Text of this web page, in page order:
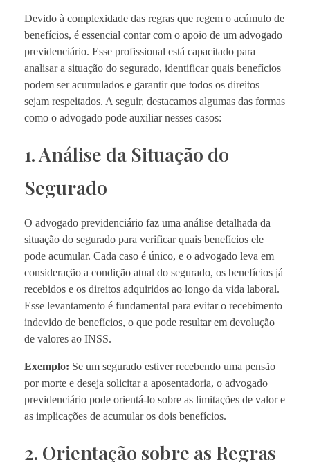
Devido à complexidade das regras que regem o acúmulo de
benefícios, é essencial contar com o apoio de um advogado
previdenciário. Esse profissional está capacitado para
analisar a situação do segurado, identificar quais benefícios
podem ser acumulados e garantir que todos os direitos
sejam respeitados. A seguir, destacamos algumas das formas
como o advogado pode auxiliar nesses casos:
1. Análise da Situação do
Segurado
O advogado previdenciário faz uma análise detalhada da
situação do segurado para verificar quais benefícios ele
pode acumular. Cada caso é único, e o advogado leva em
consideração a condição atual do segurado, os benefícios já
recebidos e os direitos adquiridos ao longo da vida laboral.
Esse levantamento é fundamental para evitar o recebimento
indevido de benefícios, o que pode resultar em devolução
de valores ao INSS.
Exemplo: Se um segurado estiver recebendo uma pensão
por morte e deseja solicitar a aposentadoria, o advogado
previdenciário pode orientá-lo sobre as limitações de valor e
as implicações de acumular os dois benefícios.
2. Orientação sobre as Regras